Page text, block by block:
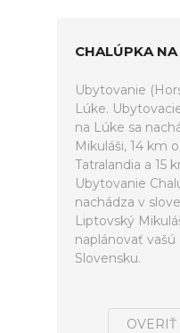
CHALÚPKA NA
Ubytovanie
Lúke.
na Lúke sa
Mikuláši, 14 km
Tatralandia a 15
Ubytovanie
nachádza v
Liptovský
naplánovať
Slovensku.